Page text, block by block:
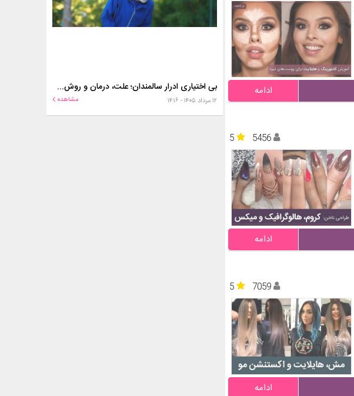
ادامه
5
5456
ادامه
5
7059
ادامه
بی اختیاری ادرار سالمندان؛ علت، درمان و روش‌های کنترل در منزل
۱۲ مرداد ۱۴۰۵ - ۱۴:۱۶ مشاهده